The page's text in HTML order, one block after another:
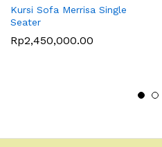
Kursi Sofa Merrisa Single
Seater
Rp2,450,000.00